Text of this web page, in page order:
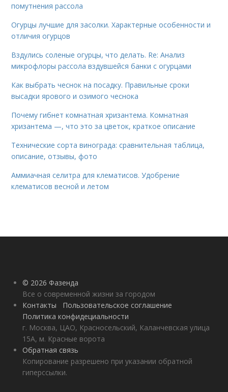
помутнения рассола
Огурцы лучшие для засолки. Характерные особенности и
отличия огурцов
Вздулись соленые огурцы, что делать. Re: Анализ
микрофлоры рассола вздувшейся банки с огурцами
Как выбрать чеснок на посадку. Правильные сроки
высадки ярового и озимого чеснока
Почему гибнет комнатная хризантема. Комнатная
хризантема —, что это за цветок, краткое описание
Технические сорта винограда: сравнительная таблица,
описание, отзывы, фото
Аммиачная селитра для клематисов. Удобрение
клематисов весной и летом
© 2026 Фазенда
Все о современной жизни за городом
Контакты
Пользовательское соглашение
Политика конфидециальности
г. Москва, ЦАО, Красносельский, Каланчевская улица
15А, м. Красные ворота
Обратная связь
Копирование разрешено при указании обратной
гиперссылки.